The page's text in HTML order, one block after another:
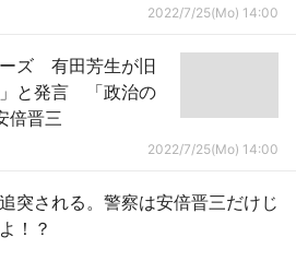
2022/7/25(Mo) 14:00
ズ 有田芳生が旧
と発言 「政治の
倍晋三
2022/7/25(Mo) 14:00
突される。警察は安倍晋三だけじ
！？